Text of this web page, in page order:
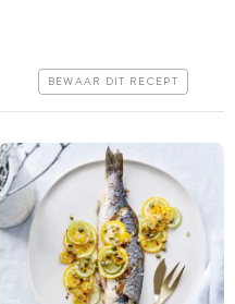
Makkelijk
BEWAAR DIT RECEPT